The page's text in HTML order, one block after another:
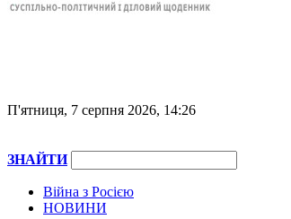
П'ятниця, 7 серпня 2026, 14:26
ЗНАЙТИ
Війна з Росією
НОВИНИ